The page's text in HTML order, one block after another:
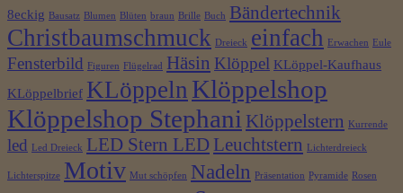
8eckig Bausatz Blumen Blüten braun Brille Buch Bändertechnik
Christbaumschmuck Dreieck einfach Erwachen Eule
Fensterbild Figuren Flügelrad Häsin Klöppel KLöppel-Kaufhaus
KLöppelbrief KLöppeln Klöppelshop
Klöppelshop Stephani Klöppelstern Kurrende
led Led Dreieck LED Stern LED Leuchtstern Lichterdreieck
Lichterspitze Motiv Mut schöpfen Nadeln Präsentation Pyramide Rosen